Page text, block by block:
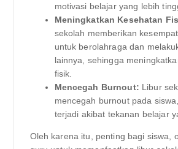
motivasi belajar yang lebih
Meningkatkan Kesehatan
sekolah memberikan
untuk berolahraga dan
lainnya, sehingga
fisik.
Mencegah Burnout: Libur
mencegah burnout pada
terjadi akibat tekanan belajar
Oleh karena itu, penting bagi siswa,